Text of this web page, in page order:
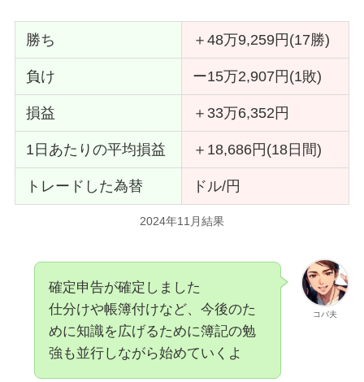
勝ち ＋48万9,259円(17勝)
負け ー15万2,907円(1敗)
損益 ＋33万6,352円
1日あたりの平均損益 ＋18,686円(18日間)
トレードした為替 ドル/円
2024年11月結果
コバ夫
確定申告が確定しました
仕分けや帳簿付けなど、今後のた
めに知識を広げるために簿記の勉
強も並行しながら始めていくよ